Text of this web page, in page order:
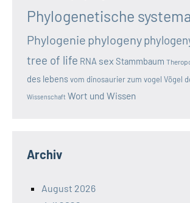
Phylogenetische
Phylogenie phylogeny
tree of life RNA sex Stammbaum
des lebensvom dinosaurier zum vogel Vögel
Wissenschaft Wort und Wissen
Archiv
August 2026